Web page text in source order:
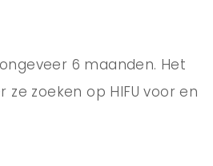
6 maanden. Het
zoeken op HIFU voor en